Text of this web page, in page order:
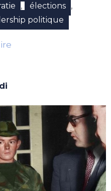
, élections ,
politique